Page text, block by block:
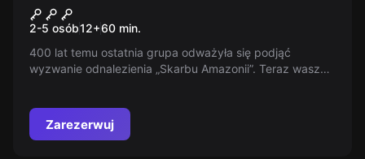
Amazonia
2-5 osób12+60 min.
400 lat temu ostatnia grupa odważyła się podjąć
wyzwanie odnalezienia „Skarbu Amazonii”. Teraz wasza
jaskinie? Czy zdobędziecie skarb?
Zarezerwuj